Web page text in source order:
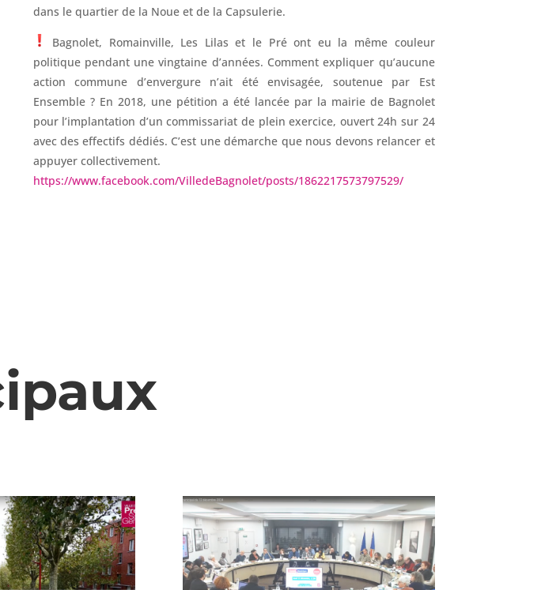
dans le quartier de la Noue et de la Capsulerie.
Bagnolet, Romainville, Les Lilas et le Pré ont eu la même couleur
politique pendant une vingtaine d’années. Comment expliquer qu’aucune
action commune d’envergure n’ait été envisagée, soutenue par Est
Ensemble ? En 2018, une pétition a été lancée par la mairie de Bagnolet
pour l’implantation d’un commissariat de plein exercice, ouvert 24h sur 24
avec des effectifs dédiés. C’est une démarche que nous devons relancer et
appuyer collectivement.
https://www.facebook.com/VilledeBagnolet/posts/1862217573797529/